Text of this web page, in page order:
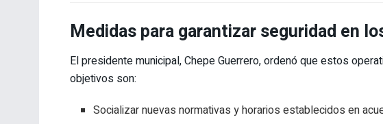
Medidas para garantizar seguridad en
El presidente municipal, Chepe Guerrero, ordenó que estos
objetivos son:
Socializar nuevas normativas y horarios establecidos en